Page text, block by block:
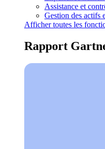
Assistance et
Gestion des actifs
Afficher toutes les
Rapport